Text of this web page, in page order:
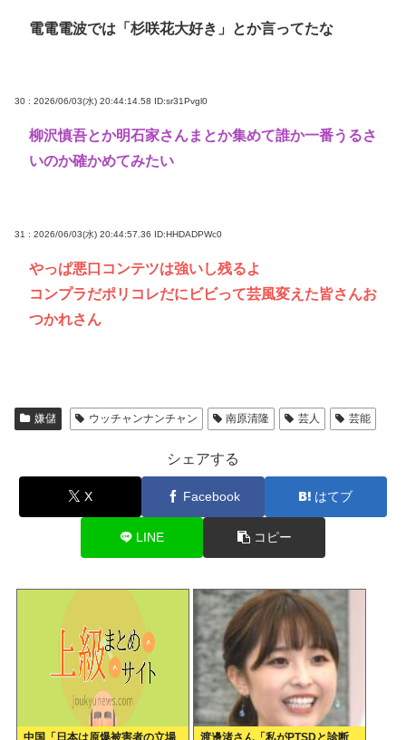
電電電波では「杉咲花大好き」とか言ってたな
30 : 2026/06/03(水) 20:44:14.58 ID:sr31Pvgl0
柳沢慎吾とか明石家さんまとか集めて誰か一番うるさ
いのか確かめてみたい
31 : 2026/06/03(水) 20:44:57.36 ID:HHDADPWc0
やっぱ悪口コンテツは強いし残るよ
コンプラだポリコレだにビビって芸風変えた皆さんお
つかれさん
嫌儲 ウッチャンナンチャン 南原清隆 芸人 芸能
シェアする
X Facebook はてブ
LINE コピー
中国「日本は原爆被害者の立場 渡邊渚さん「私がPTSDと診断